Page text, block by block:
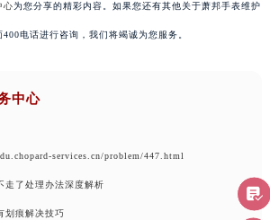
心为您分享的精彩内容。如果您还有其他关于萧邦手表维护
电话进行咨询，我们将竭诚为您服务。
中心
services.cn/problem/447.html
走了处理办法深度解析
划痕解决技巧